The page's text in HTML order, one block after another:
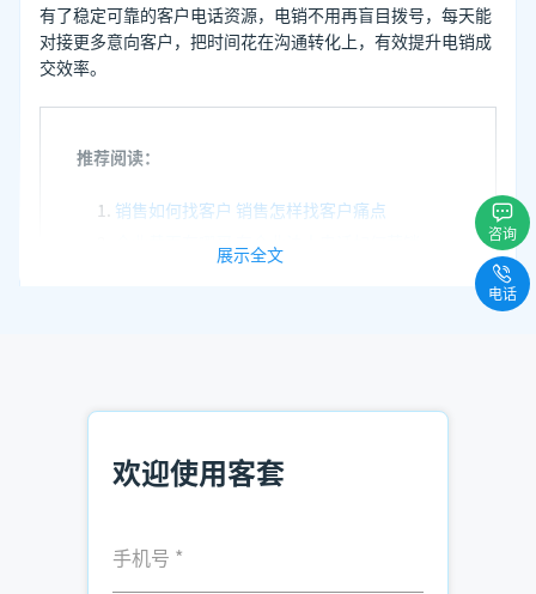
有了稳定可靠的客户电话资源，电销不用再盲目拨号，每天能
对接更多意向客户，把时间花在沟通转化上，有效提升电销成
交效率。
推荐阅读：
销售如何找客户 销售怎样找客户痛点
企业黄页在哪买 有企业法人电话如何营销
展示全文
欢迎使用客套
手机号 *
咨询
电话